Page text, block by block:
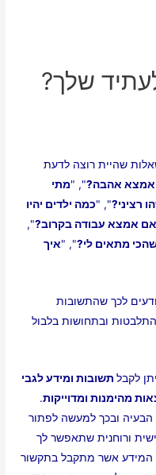
שלך?
שהיית רוצה לדעת
אמצא אהבה?", "מתי
רציני?", "כמה ילדים יהיו
אמצא עבודה בקרוב?",
מתאים לי?", "איך
לכך שהתשובות
ובתחושות בלבול
לקבל תשובות ומידע לגבי
מהימנות ומדוייקות.
ובכך למעשה לפתור
ורוחנית שתאפשר לך
המידע אשר מתקבל בתקשור